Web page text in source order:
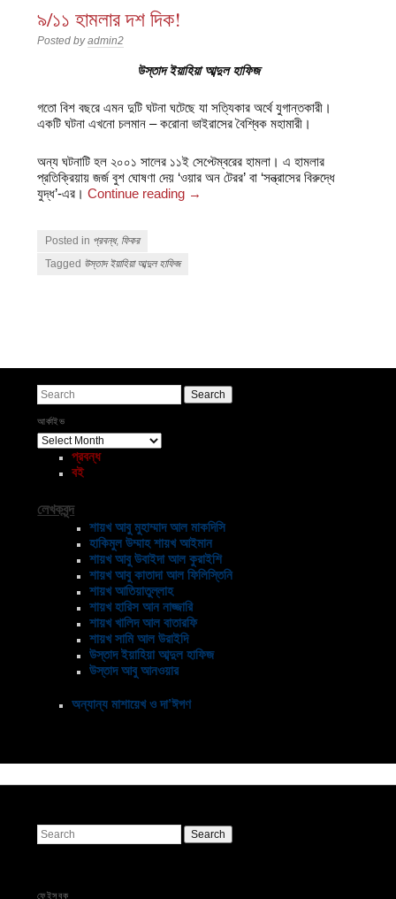
৯/১১ হামলার দশ দিক!
Posted byadmin2
উস্তাদ ইয়াহিয়া আব্দুল হাফিজ
গতো বিশ বছরে এমন দুটি ঘটনা ঘটেছে যা সত্যিকার অর্থে যুগান্তকারী।
একটি ঘটনা এখনো চলমান – করোনা ভাইরাসের বৈশ্বিক মহামারী।
অন্য ঘটনাটি হল ২০০১ সালের ১১ই সেপ্টেম্বরের হামলা। এ হামলার
প্রতিক্রিয়ায় জর্জ বুশ ঘোষণা দেয় ‘ওয়ার অন টেরর’ বা ‘সন্ত্রাসের বিরুদ্ধে
যুদ্ধ’-এর।Continue reading →
Posted in প্রবন্ধ, ফিকর
Tagged উস্তাদ ইয়াহিয়া আব্দুল হাফিজ
Search
আর্কাইভ
আর্কাইভ
প্রবন্ধ
বই
লেখকবৃন্দ
শায়খ আবু মুহাম্মাদ আল মাকদিসি
হাকিমুল উম্মাহ শায়খ আইমান
শায়খ আবু উবাইদা আল কুরাইশি
শায়খ আবু কাতাদা আল ফিলিস্তিনি
শায়খ আতিয়াতুল্লাহ
শায়খ হারিস আন নাজ্জারি
শায়খ খালিদ আল বাতারফি
শায়খ সামি আল উরাইদি
উস্তাদ ইয়াহিয়া আব্দুল হাফিজ
উস্তাদ আবু আনওয়ার
অন্যান্য মাশায়েখ ও দা’ঈগণ
Search
ফেইসবুক